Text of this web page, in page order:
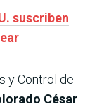
suscriben
y Control de
César